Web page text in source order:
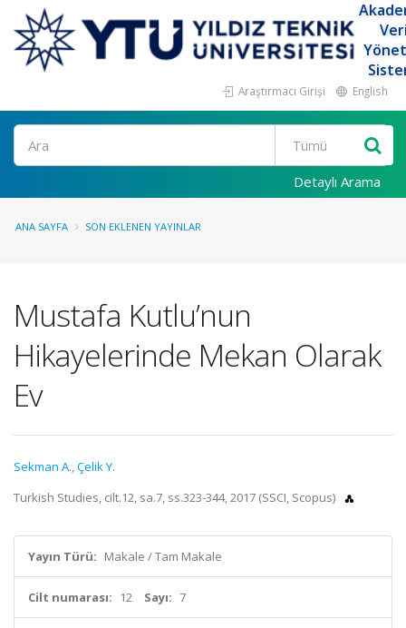
Araştırmacı Girişi English
Ara
Detaylı Arama
ANA SAYFA SON EKLENEN YAYINLAR
Mustafa Kutlu’nun
Hikayelerinde Mekan Olarak
Ev
Sekman A.,Çelik Y.
Turkish Studies, cilt.12, sa.7, ss.323-344, 2017 (SSCI, Scopus)
Yayın Türü: Makale / Tam Makale
Cilt numarası: 12 Sayı: 7